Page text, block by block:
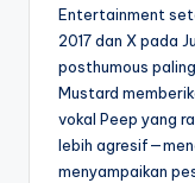
Entertainment
2017 dan X pada
posthumous
Mustard
vokal Peep yang
lebih
menyampaikan